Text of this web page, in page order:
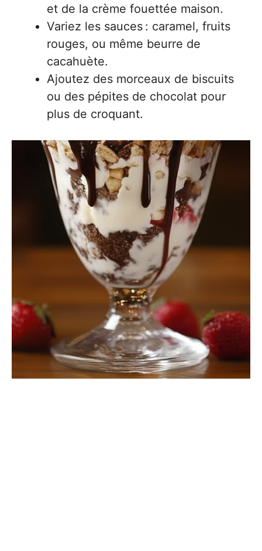
et de la crème fouettée maison.
Variez les sauces : caramel, fruits
rouges, ou même beurre de
cacahuète.
Ajoutez des morceaux de biscuits
ou des pépites de chocolat pour
plus de croquant.